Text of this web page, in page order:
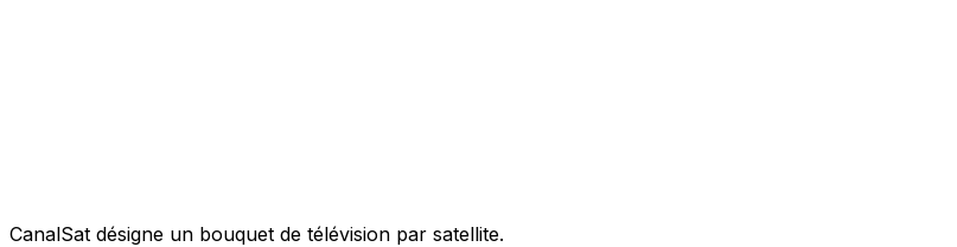
CanalSat désigne un bouquet de télévision par satellite.